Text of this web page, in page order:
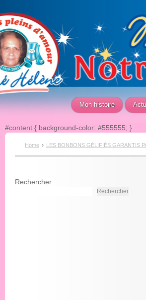
Mon histoire
#content { background-color: #555555; }
Home › LES BONBONS GÉLIFIÉS GARANTIS
Rechercher
Rechercher